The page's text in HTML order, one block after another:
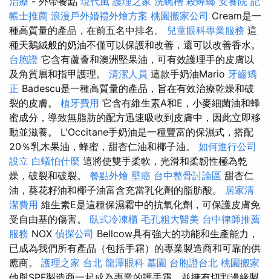
帳士推薦 浪漫戶外婚禮外燴方案 桃園搬家公司 Cream是一
種高質量的產品，在前五名中排名。 兒童眼科專業服務 這
種天鵝絨般的奶油不僅可以保護和改善，還可以改善香水。
台胞證 它含有蘆薈和澳洲堅果油，可有效護理手的皮膚以
及角質層和指甲護理。 清潔人員 這款手奶油Mario 牙齒矯
正 Badescu是一種高質量的產品，旨在有效治療乾燥和破
裂的皮膚。 植牙費用 它含有維生素A和E，小麥細菌油和蜂
蜜成分，導致無脂肪的配方迅速吸收到皮膚中，因此立即移
動並滋養。 L'Occitane手奶油是一種豐富的保濕式，搭配
20％乳木果油，蜂蜜，甜杏仁油和椰子油。 如何進行公司
設立 白蟻怕什麼 這將使雙手柔軟，光滑和柔韌性極為乾
燥，破裂和破裂。 餐點外燴 壁癌 台中整骨討論區 甜杏仁
油，葵花籽油和椰子油富含充當乳化劑的脂肪酸。 居家清
潔費用 維生素E是這種保濕霜中的抗氧化劑，可保護皮膚免
受自由基的傷害。 臥式冷凍櫃 毛孔粗大醫美 台中律師推薦
服務 NOX 偵探公司 Bellcow具有強大的功能和生產能力，
已成為我們所有產品（包括手霜）的專業製造商和可靠的供
應商。 護理之家 台北 龍潭眼科 墓園 台胞證台北 桃園搬家